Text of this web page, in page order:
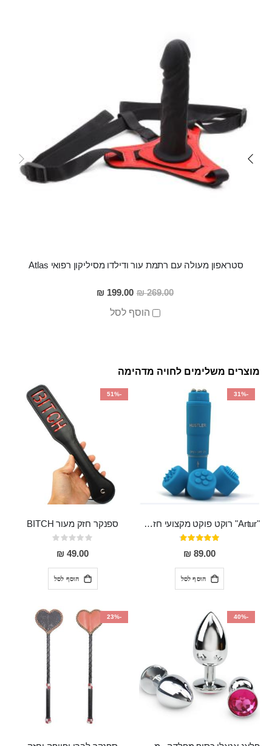
סטראפון מעולה עם רתמת עור ודילדו מסיליקון רפואי Atlas
269.00 ₪
מחיר
מבצע
199.00 ₪
הוסף לסל
מוצרים משלימים לחויה מדהימה
-31%
"Artur" רוקט פוקט מקצועי חזק במיוחד
דירוג:
95%
89.00 ₪
הוסף לסל
-51%
ספנקר חזק מעור BITCH
Rating:
0%
49.00 ₪
הוסף לסל
-40%
-23%